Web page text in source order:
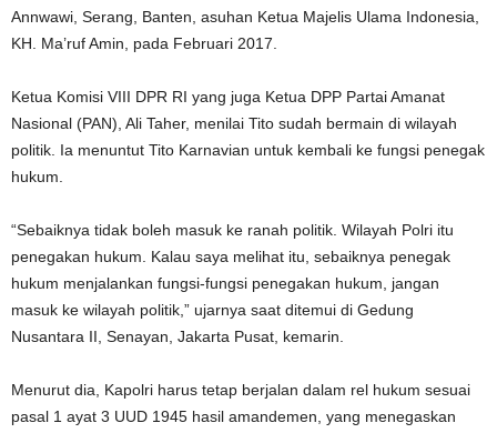
Annwawi, Serang, Banten, asuhan Ketua Majelis Ulama Indonesia,
KH. Ma’ruf Amin, pada Februari 2017.
Ketua Komisi VIII DPR RI yang juga Ketua DPP Partai Amanat
Nasional (PAN), Ali Taher, menilai Tito sudah bermain di wilayah
politik. Ia menuntut Tito Karnavian untuk kembali ke fungsi penegak
hukum.
“Sebaiknya tidak boleh masuk ke ranah politik. Wilayah Polri itu
penegakan hukum. Kalau saya melihat itu, sebaiknya penegak
hukum menjalankan fungsi-fungsi penegakan hukum, jangan
masuk ke wilayah politik,” ujarnya saat ditemui di Gedung
Nusantara II, Senayan, Jakarta Pusat, kemarin.
Menurut dia, Kapolri harus tetap berjalan dalam rel hukum sesuai
pasal 1 ayat 3 UUD 1945 hasil amandemen, yang menegaskan